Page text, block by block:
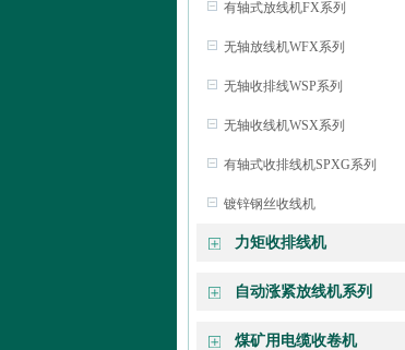
有轴式放线机FX系列
无轴放线机WFX系列
无轴收排线WSP系列
无轴收线机WSX系列
有轴式收排线机SPXG系列
镀锌钢丝收线机
力矩收排线机
自动涨紧放线机系列
煤矿用电缆收卷机